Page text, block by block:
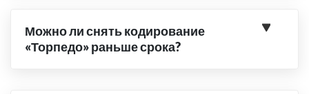
Можно ли снять кодирование
«Торпедо» раньше срока?